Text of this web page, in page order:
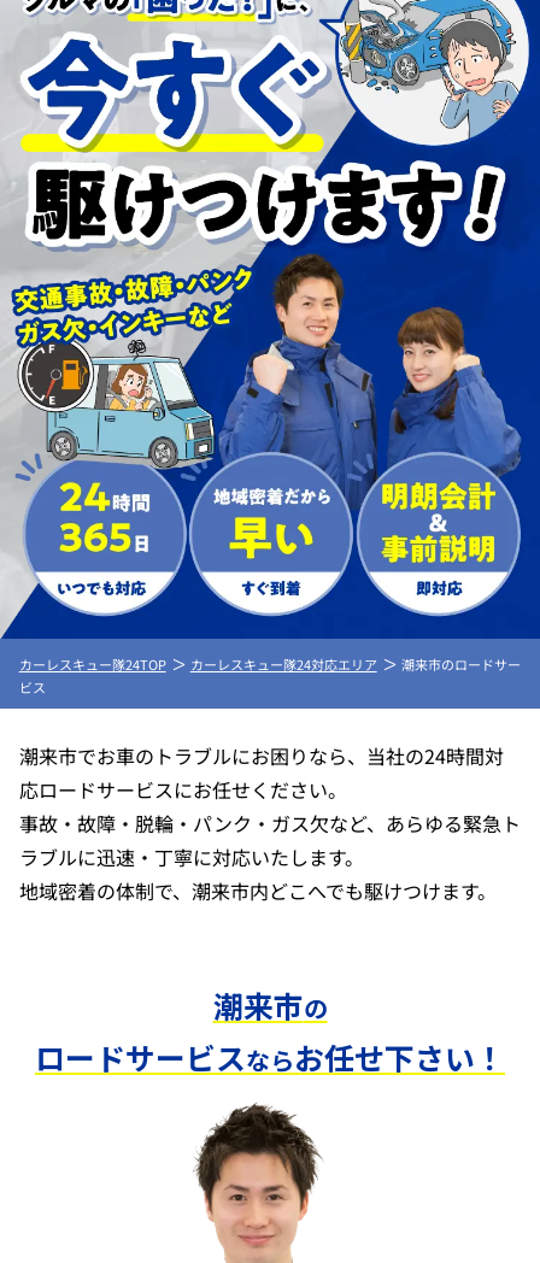
カーレスキュー隊24TOP カーレスキュー隊24対応エリア
潮来市のロードサー
ビス
潮来市でお車のトラブルにお困りなら、当社の24時間対
応ロードサービスにお任せください。
事故・故障・脱輪・パンク・ガス欠など、あらゆる緊急ト
ラブルに迅速・丁寧に対応いたします。
地域密着の体制で、潮来市内どこへでも駆けつけます。
潮来市の
ロードサービスならお任せ下さい！